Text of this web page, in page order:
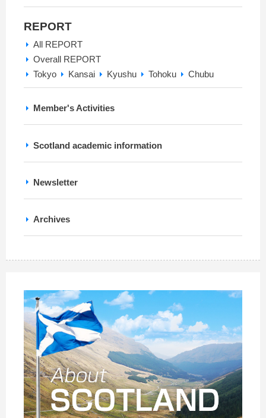
REPORT
All REPORT
Overall REPORT
Tokyo
Kansai Kyushu Tohoku Chubu
Member's Activities
Scotland academic information
Newsletter
Archives